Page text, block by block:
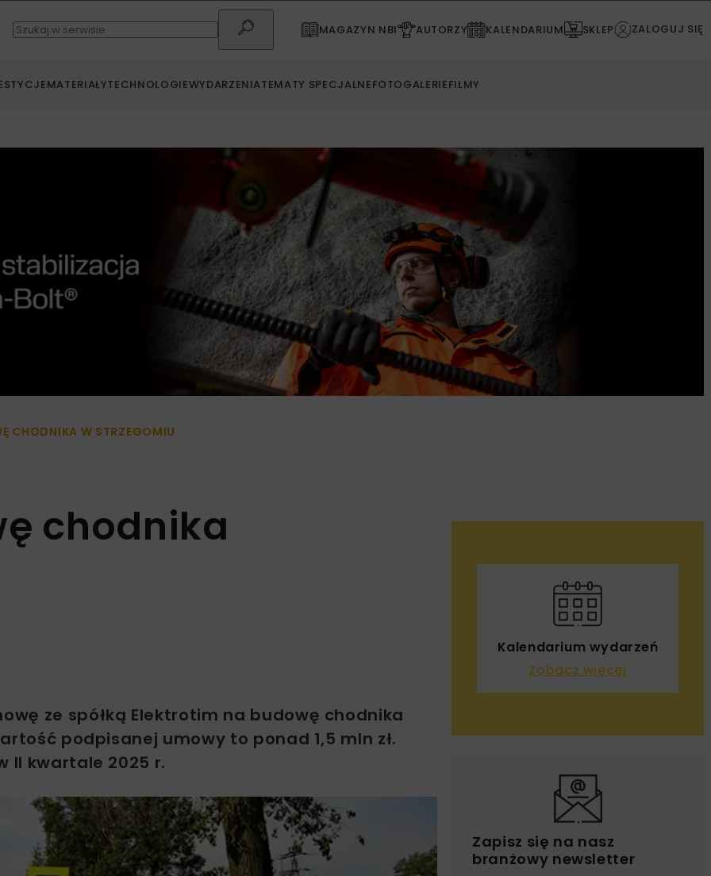
MAGAZYN NBI AUTORZY KALENDARIUM SKLEP ZALOGUJ SIĘ
MATERIAŁYTECHNOLOGIEWYDARZENIATEMATY SPECJALNEFOTOGALERIEFILMY
CHODNIKA W STRZEGOMIU
chodnika
ze spółką Elektrotim na budowę chodnika
podpisanej umowy to ponad 1,5 mln zł.
II kwartale 2025 r.
Kalendarium wydarzeń
Zobacz więcej
Zapisz się na nasz
branżowy newsletter